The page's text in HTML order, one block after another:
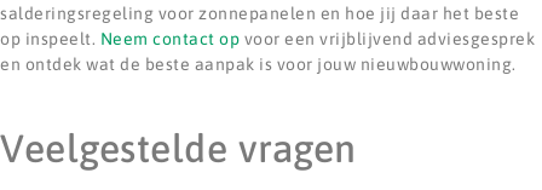
salderingsregeling voor zonnepanelen en hoe jij daar het beste
op inspeelt. Neem contact op voor een vrijblijvend adviesgesprek
en ontdek wat de beste aanpak is voor jouw nieuwbouwwoning.
Veelgestelde vragen